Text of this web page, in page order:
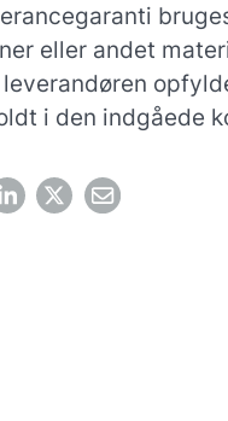
eller andet
i den indgåede